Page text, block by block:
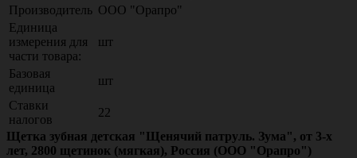
Производитель ООО "Орапро"
Единица
измерения для
части товара:
шт
Базовая
единица
шт
Ставки
налогов
22
Щетка зубная детская "Щенячий патруль. Зума", от 3-х
лет, 2800 щетинок (мягкая), Россия (ООО "Орапро")